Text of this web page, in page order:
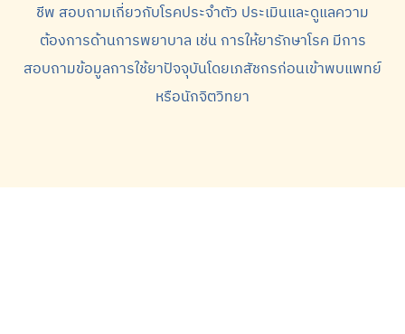
ชีพ สอบถามเกี่ยวกับโรคประจำตัว ประเมินและดูแลความ
ต้องการด้านการพยาบาล เช่น การให้ยารักษาโรค มีการ
สอบถามข้อมูลการใช้ยาปัจจุบันโดยเภสัชกรก่อนเข้าพบแพทย์
หรือนักจิตวิทยา